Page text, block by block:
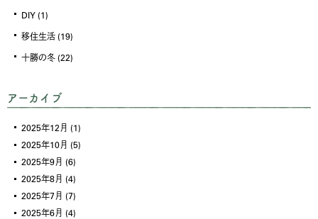
DIY (1)
移住生活 (19)
十勝の冬 (22)
アーカイブ
2025年12月 (1)
2025年10月 (5)
2025年9月 (6)
2025年8月 (4)
2025年7月 (7)
2025年6月 (4)